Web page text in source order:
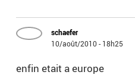
schaefer
10/août/2010 - 18h25
enfin etait a europe